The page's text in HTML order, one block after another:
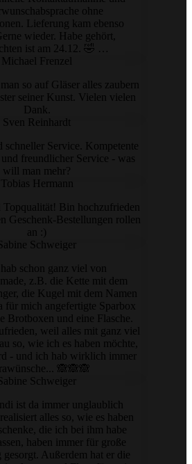
ohne
Lieferung kam ebenso
wieder. Habe gehört,
ist am 24.12. 🤣 …
Michael Frenzel
so auf Gläser alles zaubern
seiner Kunst. Vielen vielen
Dank.
Sven Reinhardt
schneller Service. Kompetente
und freundlicher Service - was
will man mehr?
Tobias Hermann
Topqualität! Bin hochzufrieden
Geschenk-Bestellungen rollen
an :)
Schweiger
schon ganz viel von
z.B. die Kette mit dem
die Kugel mit dem Namen
für mich angefertigte Sparbox
Brotboxen und eine Flasche.
weil alles mit ganz viel
so, wie ich es haben möchte,
- und ich hab wirklich immer
🙈🙈🙈
Schweiger
ist da immer unglaublich
alles so, wie es haben
die ich bei ihm habe
haben immer für große
gesorgt. Außerdem hat er die